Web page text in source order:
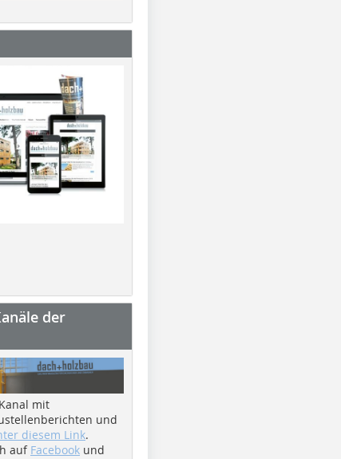
der
mit
und
diesem Link.
auf Facebook und